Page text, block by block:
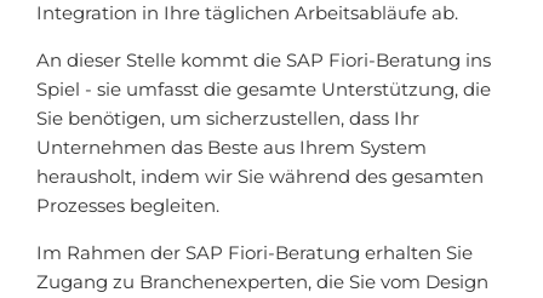
Integration in Ihre täglichen Arbeitsabläufe ab.
An dieser Stelle kommt die SAP Fiori-Beratung ins
Spiel - sie umfasst die gesamte Unterstützung, die
Sie benötigen, um sicherzustellen, dass Ihr
Unternehmen das Beste aus Ihrem System
herausholt, indem wir Sie während des gesamten
Prozesses begleiten.
Im Rahmen der SAP Fiori-Beratung erhalten Sie
Zugang zu Branchenexperten, die Sie vom Design